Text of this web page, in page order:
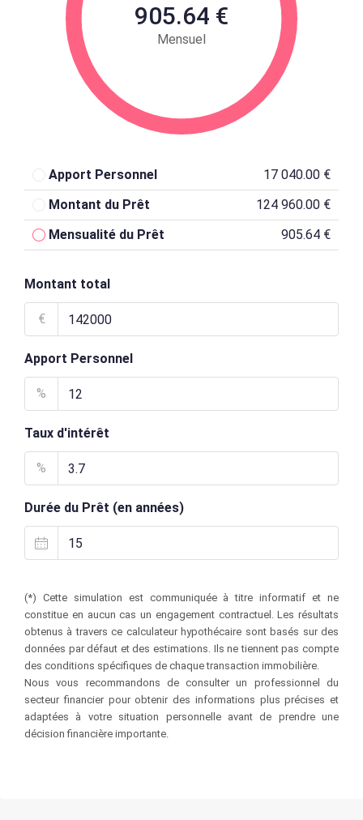
905.64 €
Mensuel
Apport Personnel
17 040.00 €
Montant du Prêt
124 960.00 €
Mensualité du Prêt
905.64 €
Montant total
€
Apport Personnel
%
Taux d'intérêt
%
Durée du Prêt (en années)
(*) Cette simulation est communiquée à titre informatif et ne
constitue en aucun cas un engagement contractuel. Les résultats
obtenus à travers ce calculateur hypothécaire sont basés sur des
données par défaut et des estimations. Ils ne tiennent pas compte
des conditions spécifiques de chaque transaction immobilière.
Nous vous recommandons de consulter un professionnel du
secteur financier pour obtenir des informations plus précises et
adaptées à votre situation personnelle avant de prendre une
décision financière importante.